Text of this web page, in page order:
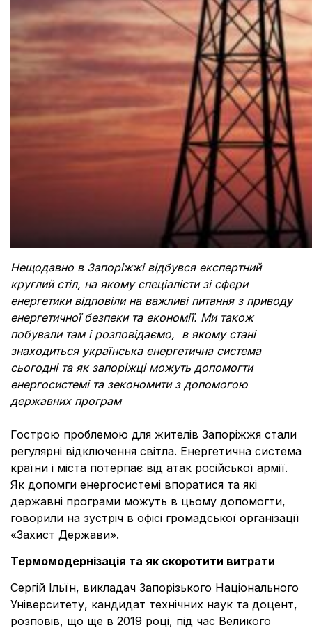
Нещодавно в Запоріжжі відбувся експертний
круглий стіл, на якому спеціалісти зі сфери
енергетики відповіли на важливі питання з приводу
енергетичної безпеки та економії. Ми також
побували там і розповідаємо, в якому стані
знаходиться українська енергетична система
сьогодні та як запоріжці можуть допомогти
енергосистемі та зекономити з допомогою
державних програм
Гострою проблемою для жителів Запоріжжя стали
регулярні відключення світла. Енергетична система
країни і міста потерпає від атак російської армії.
Як допомги енергосистемі впоратися та які
державні програми можуть в цьому допомогти,
говорили на зустріч в офісі громадської організації
«Захист Держави».
Термомодернізація та як скоротити витрати
Сергій Ільїн, викладач Запорізького Національного
Університету, кандидат технічних наук та доцент,
розповів, що ще в 2019 році, під час Великого